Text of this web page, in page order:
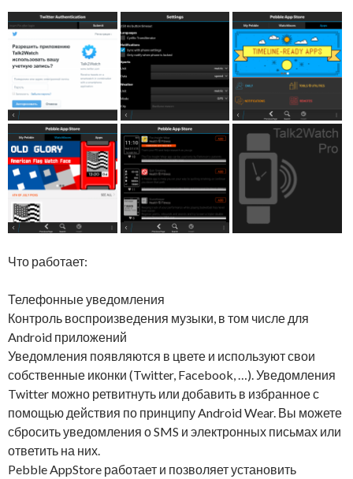
Что работает:
Телефонные уведомления
Контроль воспроизведения музыки, в том числе для
Android приложений
Уведомления появляются в цвете и используют свои
собственные иконки (Twitter, Facebook, …). Уведомления
Twitter можно ретвитнуть или добавить в избранное с
помощью действия по принципу Android Wear. Вы можете
сбросить уведомления о SMS и электронных письмах или
ответить на них.
Pebble AppStore работает и позволяет установить